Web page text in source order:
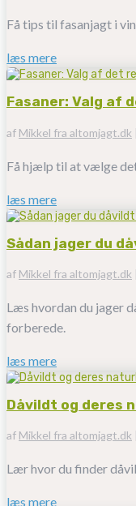
Få tips til fasanjagt i
læs mere
Fasaner: Valg af
af Mikkel fra altomjagt.dk
Få hjælp til at vælge
læs mere
Sådan jager du
af Mikkel fra altomjagt.dk
Læs hvordan du jager
forberede.
læs mere
Dåvildt og deres
af Mikkel fra altomjagt.dk
Lær hvor du finder
læs mere